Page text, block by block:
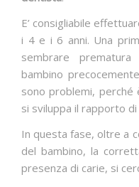
E’ consigliabile
i 4 e i 6 anni. Una
sembrare
bambino
sono problemi,
si sviluppa il rapporto
In questa fase, oltre a
del bambino, la
presenza di carie, si